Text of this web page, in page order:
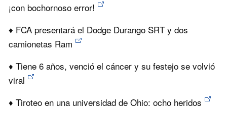
¡con bochornoso error!
♦ FCA presentará el Dodge Durango SRT y dos
camionetas Ram
♦ Tiene 6 años, venció el cáncer y su festejo se volvió
viral
♦ Tiroteo en una universidad de Ohio: ocho heridos